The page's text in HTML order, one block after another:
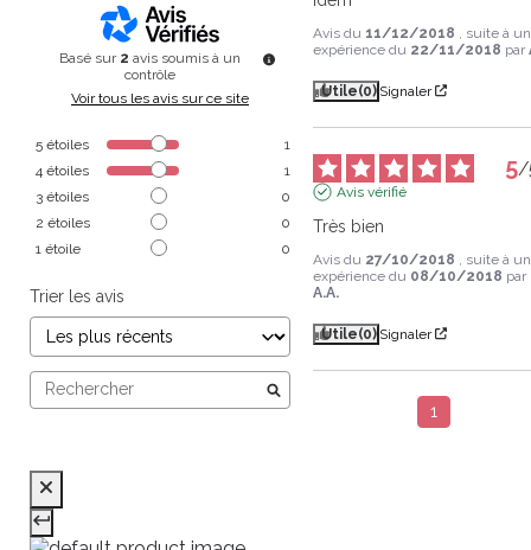
Basé sur 2 avis soumis à un
contrôle
Voir tous les avis sur ce site
5 étoiles
1
4 étoiles
1
3 étoiles
0
2 étoiles
0
1 étoile 0
Trier les avis
Avis du 11/12/2018 , suite à
expérience du 22/11/2018 par
Utile(0) Signaler
5/
Avis vérifié
Très bien
Avis du 27/10/2018 , suite à
expérience du 08/10/2018 par
A.A.
Utile(0) Signaler
1